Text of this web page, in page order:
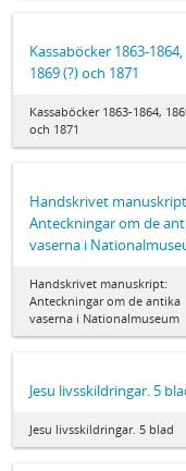
Kassaböcker 1863-1864,
1869 (?) och 1871
Kassaböcker 1863-1864,
och 1871
Handskrivet
Anteckningar om de
vaserna i
Handskrivet manuskript:
Anteckningar om de antika
vaserna i Nationalmuseum
Jesu livsskildringar. 5
Jesu livsskildringar. 5 blad